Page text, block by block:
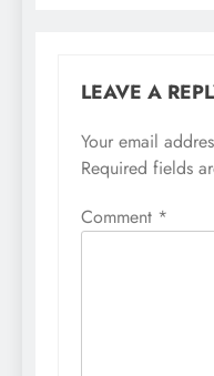
LEAVE A
Your email
Required fields
Comment *